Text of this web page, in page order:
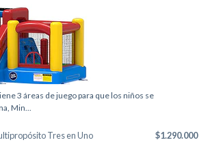
3 áreas de juego para que los niños se
Min...
Tres en Uno $1.290.000